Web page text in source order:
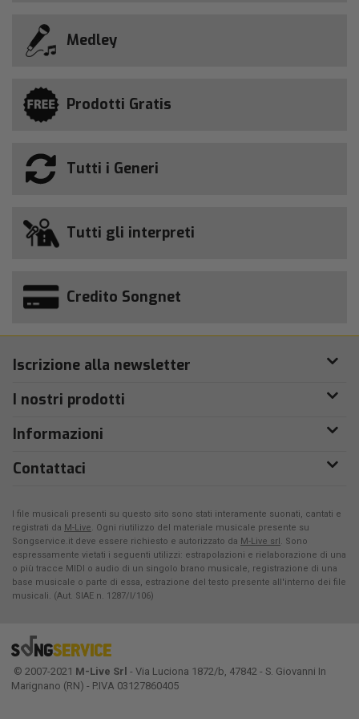
Medley
Prodotti Gratis
Tutti i Generi
Tutti gli interpreti
Credito Songnet
Iscrizione alla newsletter
I nostri prodotti
Informazioni
Contattaci
I file musicali presenti su questo sito sono stati interamente suonati, cantati e
registrati da M-Live. Ogni riutilizzo del materiale musicale presente su
Songservice.it deve essere richiesto e autorizzato da M-Live srl. Sono
espressamente vietati i seguenti utilizzi: estrapolazioni e rielaborazione di una
o più tracce MIDI o audio di un singolo brano musicale, registrazione di una
base musicale o parte di essa, estrazione del testo presente all'interno dei file
musicali. (Aut. SIAE n. 1287/I/106)
© 2007-2021 M-Live Srl - Via Luciona 1872/b, 47842 - S. Giovanni In
Marignano (RN) - P.IVA 03127860405